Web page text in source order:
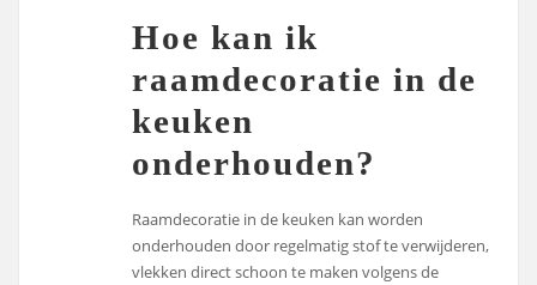
Hoe kan ik
raamdecoratie in de
keuken
onderhouden?
Raamdecoratie in de keuken kan worden
onderhouden door regelmatig stof te verwijderen,
vlekken direct schoon te maken volgens de